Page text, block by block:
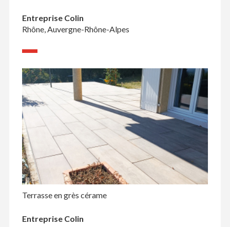
Entreprise Colin
Rhône, Auvergne-Rhône-Alpes
Terrasse en grès cérame
Entreprise Colin